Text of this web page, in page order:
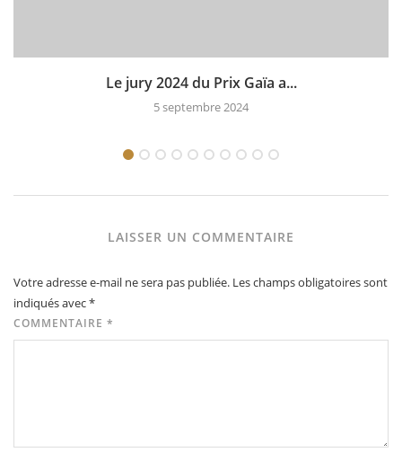
Le jury 2024 du Prix Gaïa a...
5 septembre 2024
LAISSER UN COMMENTAIRE
Votre adresse e-mail ne sera pas publiée. Les champs obligatoires sont
indiqués avec*
COMMENTAIRE *